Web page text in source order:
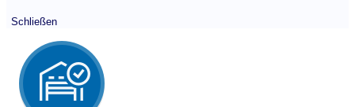
Schließen